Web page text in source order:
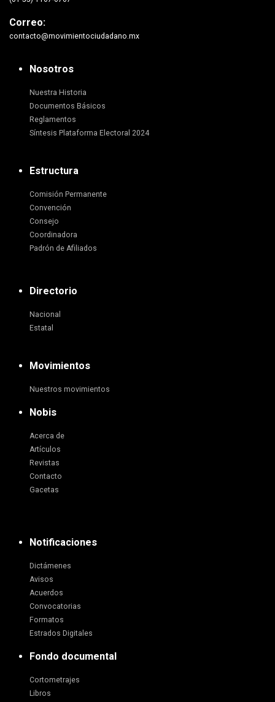
Correo:
contacto@movimientociudadano.mx
Nosotros
Nuestra Historia
Documentos Básicos
Reglamentos
Síntesis Plataforma Electoral 2024
Estructura
Comisión Permanente
Convención
Consejo
Coordinadora
Padrón de Afiliados
Directorio
Nacional
Estatal
Movimientos
Nuestros movimientos
Nobis
Acerca de
Artículos
Revistas
Contacto
Gacetas
Notificaciones
Dictámenes
Avisos
Acuerdos
Convocatorias
Formatos
Estrados Digitales
Fondo documental
Cortometrajes
Libros